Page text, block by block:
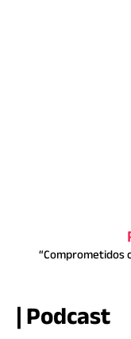
“Comprometidos
| Podcast